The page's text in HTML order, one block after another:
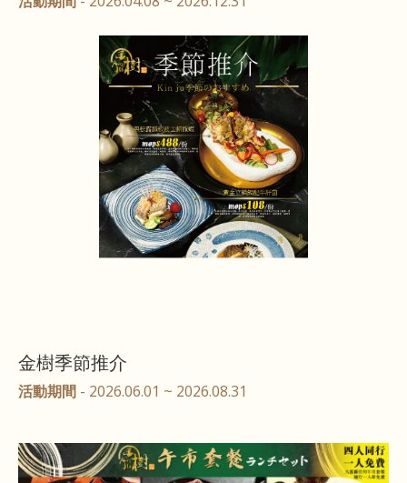
金樹季節推介
活動期間 - 2026.06.01 ~ 2026.08.31